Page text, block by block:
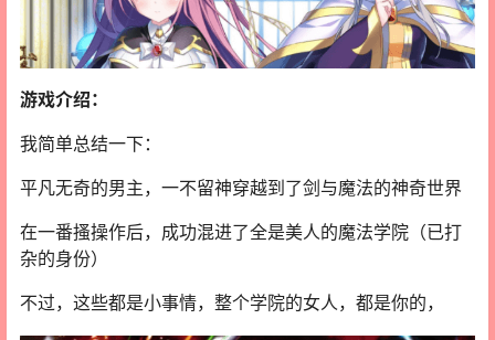
游戏介绍：
我简单总结一下：
平凡无奇的男主，一不留神穿越到了剑与魔法的神奇世界
在一番搔操作后，成功混进了全是美人的魔法学院（已打
杂的身份）
不过，这些都是小事情，整个学院的女人，都是你的，